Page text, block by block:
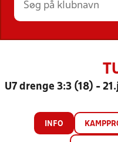
U7 drenge 3:3 (18) -
INFO